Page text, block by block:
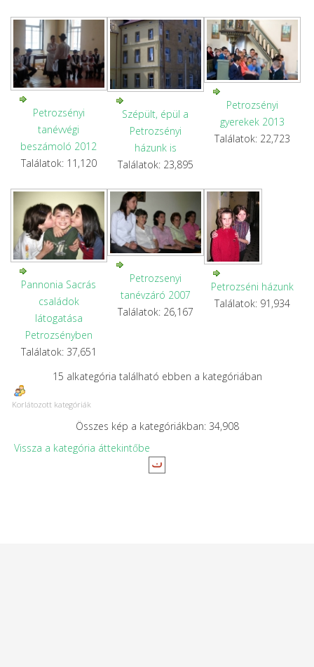
Petrozsényi
tanévvégi
beszámoló 2012
Találatok: 11,120
Szépült, épül a
Petrozsényi
házunk is
Találatok: 23,895
Petrozsényi
gyerekek 2013
Találatok: 22,723
Pannonia Sacrás
családok
látogatása
Petrozsényben
Találatok: 37,651
Petrozsenyi
tanévzáró 2007
Találatok: 26,167
Petrozséni házunk
Találatok: 91,934
15 alkategória található ebben a kategóriában
Korlátozott kategóriák
Összes kép a kategóriákban: 34,908
Vissza a kategória áttekintőbe